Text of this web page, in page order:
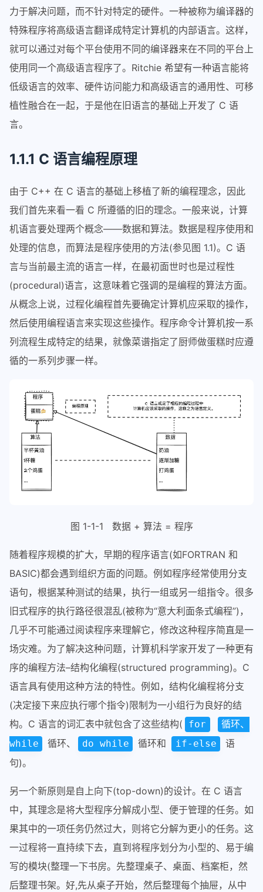
力于解决问题，而不针对特定的硬件。一种被称为编译器的
特殊程序将高级语言翻译成特定计算机的内部语言。这样，
就可以通过对每个平台使用不同的编译器来在不同的平台上
使用同一个高级语言程序了。Ritchie 希望有一种语言能将
低级语言的效率、硬件访问能力和高级语言的通用性、可移
植性融合在一起，于是他在旧语言的基础上开发了 C 语
言。
1.1.1 C 语言编程原理
由于 C++ 在 C 语言的基础上移植了新的编程理念，因此
我们首先来看一看 C 所遵循的旧的理念。一般来说，计算
机语言要处理两个概念——数据和算法。数据是程序使用和
处理的信息，而算法是程序使用的方法(参见图 1.1)。C 语
言与当前最主流的语言一样，在最初面世时也是过程性
(procedural)语言，这意味着它强调的是编程的算法方面。
从概念上说，过程化编程首先要确定计算机应采取的操作，
然后使用编程语言来实现这些操作。程序命令计算机按一系
列流程生成特定的结果，就像菜谱指定了厨师做蛋糕时应遵
循的一系列步骤一样。
图 1-1-1 数据 + 算法 = 程序
随着程序规模的扩大，早期的程序语言(如FORTRAN 和
BASIC)都会遇到组织方面的问题。例如程序经常使用分支
语句，根据某种测试的结果，执行一组或另一组指令。很多
旧式程序的执行路径很混乱(被称为“意大利面条式编程”)，
几乎不可能通过阅读程序来理解它，修改这种程序简直是一
场灾难。为了解决这种问题，计算机科学家开发了一种更有
序的编程方法–结构化编程(structured programming)。C
语言具有使用这种方法的特性。例如，结构化编程将分支
(决定接下来应执行哪个指令)限制为一小组行为良好的结
构。C 语言的词汇表中就包含了这些结构(
for
循环、
while
循环、 do while 循环和 if-else
语
句)。
另一个新原则是自上向下(top-down)的设计。在 C 语言
中，其理念是将大型程序分解成小型、便于管理的任务。如
果其中的一项任务仍然过大，则将它分解为更小的任务。这
一过程将一直持续下去，直到将程序划分为小型的、易于编
写的模块(整理一下书房。先整理桌子、桌面、档案柜，然
后整理书架。好,先从桌子开始，然后整理每个抽屉，从中